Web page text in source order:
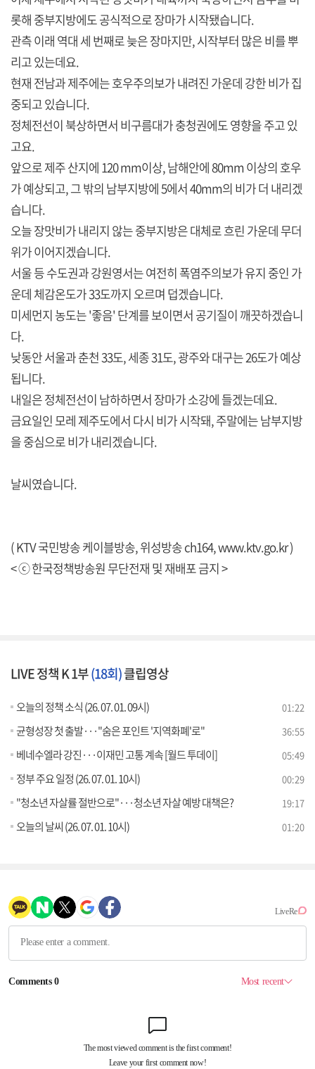
롯해 중부지방에도 공식적으로 장마가 시작됐습니다.
관측 이래 역대 세 번째로 늦은 장마지만, 시작부터 많은 비를 뿌
리고 있는데요.
현재 전남과 제주에는 호우주의보가 내려진 가운데 강한 비가 집
중되고 있습니다.
정체전선이 북상하면서 비구름대가 충청권에도 영향을 주고 있
고요.
앞으로 제주 산지에 120 mm이상, 남해안에 80mm 이상의 호우
가 예상되고, 그 밖의 남부지방에 5에서 40mm의 비가 더 내리겠
습니다.
오늘 장맛비가 내리지 않는 중부지방은 대체로 흐린 가운데 무더
위가 이어지겠습니다.
서울 등 수도권과 강원영서는 여전히 폭염주의보가 유지 중인 가
운데 체감온도가 33도까지 오르며 덥겠습니다.
미세먼지 농도는 '좋음' 단계를 보이면서 공기질이 깨끗하겠습니
다.
낮동안 서울과 춘천 33도, 세종 31도, 광주와 대구는 26도가 예상
됩니다.
내일은 정체전선이 남하하면서 장마가 소강에 들겠는데요.
금요일인 모레 제주도에서 다시 비가 시작돼, 주말에는 남부지방
을 중심으로 비가 내리겠습니다.
날씨였습니다.
( KTV 국민방송 케이블방송, 위성방송 ch164,www.ktv.go.kr)
< ⓒ 한국정책방송원 무단전재 및 재배포 금지 >
LIVE 정책 K 1부(18회)클립영상
오늘의 정책 소식 (26. 07. 01. 09시) 01:22
균형성장 첫 출발···"숨은 포인트 '지역화폐'로" 36:55
베네수엘라 강진···이재민 고통 계속 [월드 투데이] 05:49
정부 주요 일정 (26. 07. 01. 10시) 00:29
"청소년 자살률 절반으로"···청소년 자살 예방 대책은? 19:17
오늘의 날씨 (26. 07. 01. 10시) 01:20